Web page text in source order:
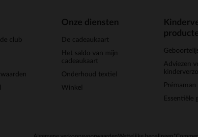
club
Onze diensten
De cadeaukaart
Het saldo van mijn
cadeaukaart
Onderhoud textiel
Winkel
Adviezen
Essentiële